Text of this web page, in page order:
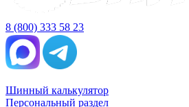
8 (800) 333 58 23
Шинный калькулятор
Персональный раздел